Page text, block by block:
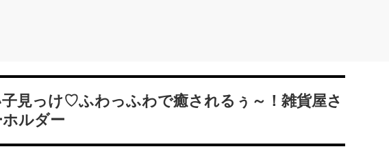
見っけ♡ふわっふわで癒されるぅ～！雑貨屋さ
ルダー